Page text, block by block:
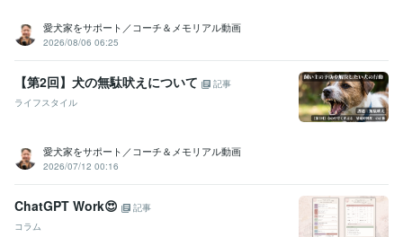
住まい・美容・生活相談 親子でできる片付け・家事習慣づくり
学歴
北海道大学 2016年3月 ~ 2021年2月
語学力
愛犬家をサポート／コーチ＆メモリアル動画
2026/08/06 06:25
【第2回】犬の無駄吠えについて
記事
ライフスタイル
愛犬家をサポート／コーチ＆メモリアル動画
2026/07/12 00:16
ChatGPT Work😍
記事
コラム